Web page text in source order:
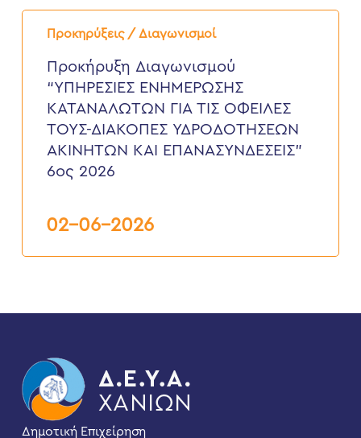
Προκηρύξεις / Διαγωνισμοί
Προκήρυξη
Διαγωνισμού
ΕΝΗΜΕΡΩΣΗΣ
ΚΑΤΑΝΑΛΩΤΩΝ
ΟΦΕΙΛΕΣ
ΤΟΥΣ-
ΔΙΑΚΟΠΕΣ
ΑΚΙΝΗΤΩΝ
2026
Προκήρυξη Διαγωνισμού
“ΥΠΗΡΕΣΙΕΣ ΕΝΗΜΕΡΩΣΗΣ
ΚΑΤΑΝΑΛΩΤΩΝ ΓΙΑ ΤΙΣ ΟΦΕΙΛΕΣ
ΤΟΥΣ-ΔΙΑΚΟΠΕΣ ΥΔΡΟΔΟΤΗΣΕΩΝ
ΑΚΙΝΗΤΩΝ ΚΑΙ ΕΠΑΝΑΣΥΝΔΕΣΕΙΣ”
6ος 2026
02-06-2026
Δημοτική Επιχείρηση